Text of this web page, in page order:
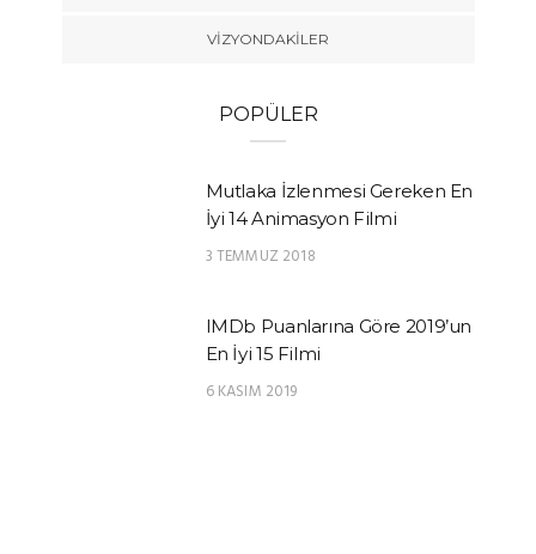
VIZYONDAKILER
POPÜLER
Mutlaka İzlenmesi Gereken En
İyi 14 Animasyon Filmi
3 TEMMUZ 2018
IMDb Puanlarına Göre 2019’un
En İyi 15 Filmi
6 KASIM 2019